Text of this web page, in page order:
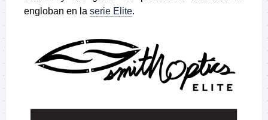
engloban en la serie Elite.